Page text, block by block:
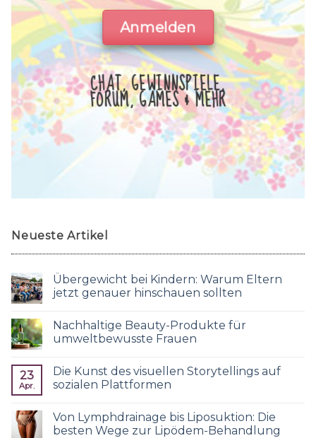
Anmelden
CHAT, GEWINNSPIELE,
FORUM, GAMES & MEHR
Neueste Artikel
Übergewicht bei Kindern: Warum Eltern
jetzt genauer hinschauen sollten
Nachhaltige Beauty-Produkte für
umweltbewusste Frauen
23
Apr.
Die Kunst des visuellen Storytellings auf
sozialen Plattformen
Von Lymphdrainage bis Liposuktion: Die
besten Wege zur Lipödem-Behandlung